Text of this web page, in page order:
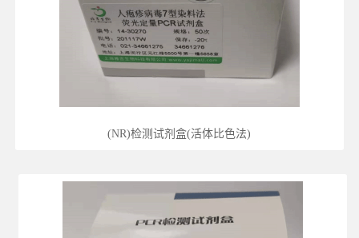
(NR)检测试剂盒(活体比色法)